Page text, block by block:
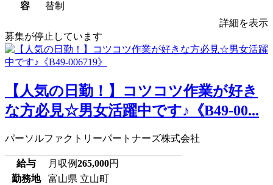
容
替制
詳細を表示
募集が停止しています
【人気の日勤！】コツコツ作業が好き
な方必見☆男女活躍中です♪《B49-00...
パーソルファクトリーパートナーズ株式会社
給与 月収例265,000円
勤務地
富山県 立山町